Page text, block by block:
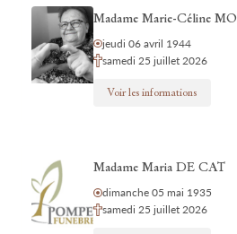
Madame Marie-Céline
jeudi 06 avril 1944
samedi 25 juillet 2026
Voir les informations
Madame Maria DE CAT
dimanche 05 mai 1935
samedi 25 juillet 2026